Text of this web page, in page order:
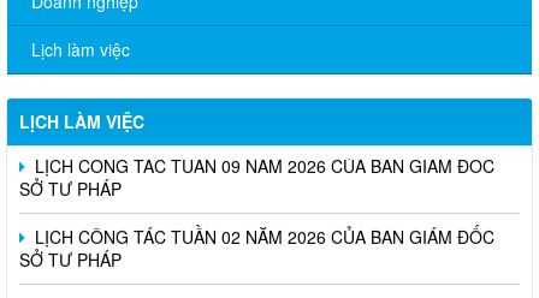
Lịch làm việc
LỊCH LÀM VIỆC
LỊCH CÔNG TÁC TUẦN 13 NĂM 2026 CỦA BAN GIÁM ĐỐC
SỞ TƯ PHÁP
SỞ TƯ PHÁP
LỊCH CÔNG TÁC TUẦN 09 NĂM 2026 CỦA BAN GIÁM ĐỐC
SỞ TƯ PHÁP
LỊCH CÔNG TÁC TUẦN 02 NĂM 2026 CỦA BAN GIÁM ĐỐC
SỞ TƯ PHÁP